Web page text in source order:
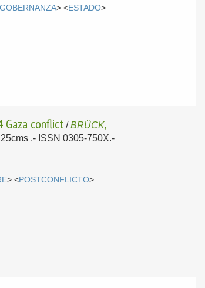
GOBERNANZA> <ESTADO>
conflict /BRÜCK,
.- ISSN 0305-750X.-
> <POSTCONFLICTO>